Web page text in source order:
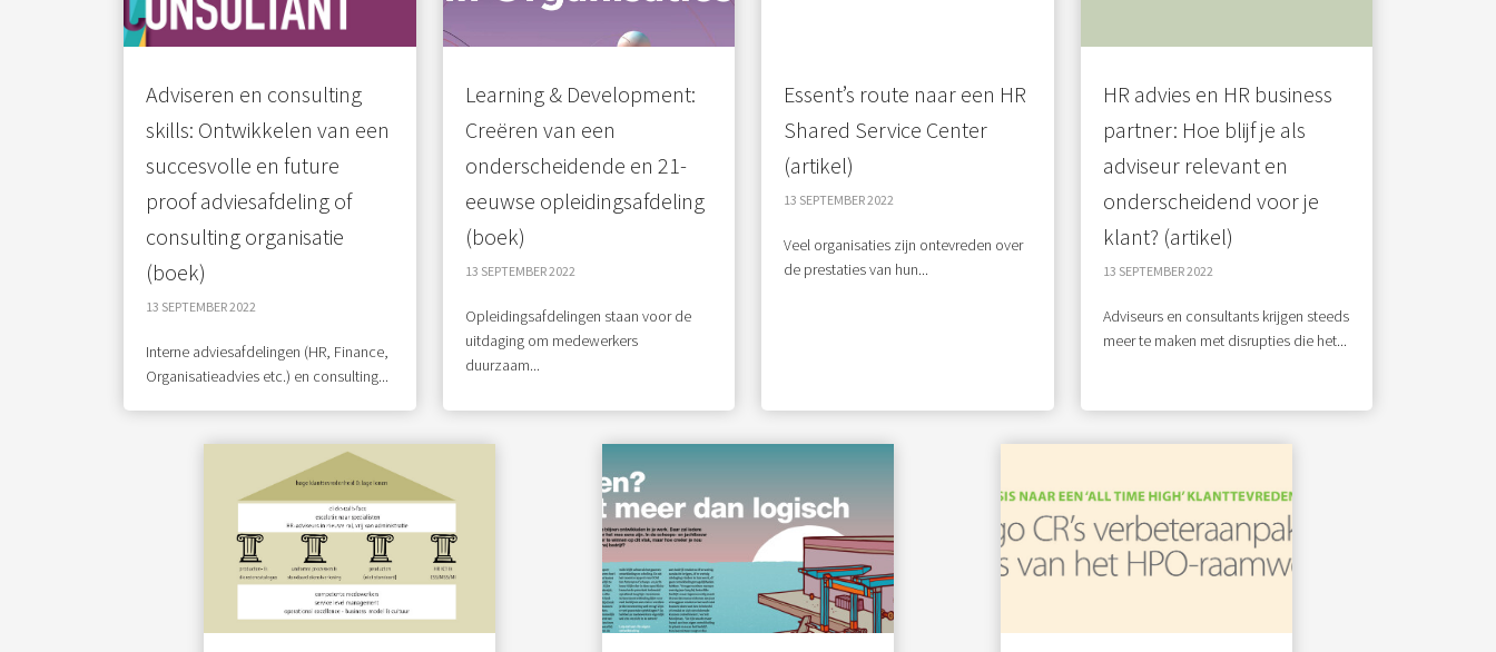
Adviseren en consulting
skills: Ontwikkelen van een
succesvolle en future
proof adviesafdeling of
consulting organisatie
(boek)
13 SEPTEMBER 2022
Interne adviesafdelingen (HR, Finance,
Organisatieadvies etc.) en consulting...
Learning & Development:
Creëren van een
onderscheidende en 21-
eeuwse opleidingsafdeling
(boek)
13 SEPTEMBER 2022
Opleidingsafdelingen staan voor de
uitdaging om medewerkers
duurzaam...
Essent’s route naar een HR
Shared Service Center
(artikel)
13 SEPTEMBER 2022
Veel organisaties zijn ontevreden over
de prestaties van hun...
HR advies en HR business
partner: Hoe blijf je als
adviseur relevant en
onderscheidend voor je
klant? (artikel)
13 SEPTEMBER 2022
Adviseurs en consultants krijgen steeds
meer te maken met disrupties die het...